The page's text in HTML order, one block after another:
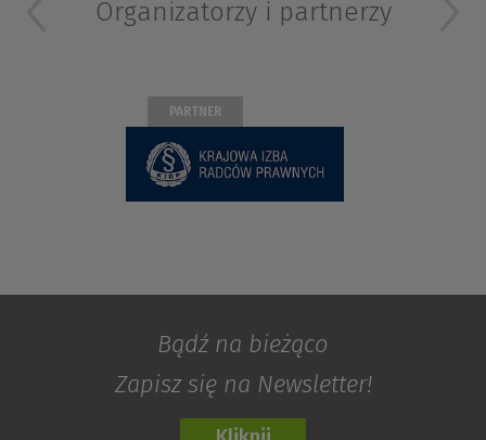
Organizatorzy i partnerzy
PARTNER
Bądź na bieżąco
Zapisz się na Newsletter!